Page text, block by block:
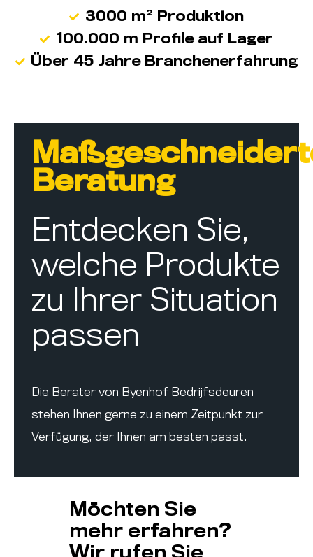
3000 m² Produktion
100.000 m Profile auf Lager
Über 45 Jahre Branchenerfahrung
Beratung
Entdecken Sie,
welche Produkte
zu Ihrer Situation
passen
Die Berater von Byenhof Bedrijfsdeuren
stehen Ihnen gerne zu einem Zeitpunkt zur
Verfügung, der Ihnen am besten passt.
Möchten Sie
mehr erfahren?
Wir rufen Sie